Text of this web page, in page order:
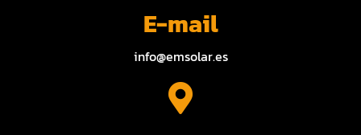
E-mail
info@emsolar.es